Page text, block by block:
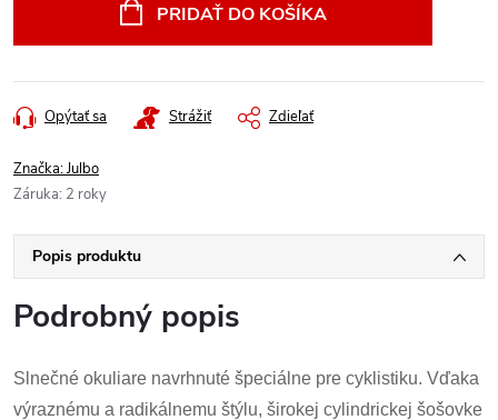
PRIDAŤ DO KOŠÍKA
Opýtať sa Strážiť Zdieľať
Značka:Julbo
Záruka: 2 roky
Popis produktu
Podrobný popis
Slnečné okuliare navrhnuté špeciálne pre cyklistiku. Vďaka
výraznému a radikálnemu štýlu, širokej cylindrickej šošovke